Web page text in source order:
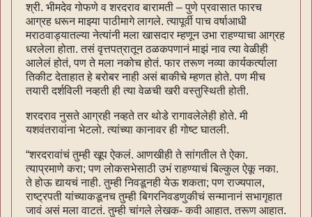
श्री. भीमदेव गोफणे व शरदराव बारामती – पुणे प्रवासात फारच
आग्रह धरून माझ्या पाठीमागे लागले. त्यापूर्वी पाच वर्षाआधी
मराठवाड्यातल्या नेत्यांनी मला खासदार म्हणून उभा राहण्याचा आग्रह
धरलेला होता. तसं वृत्तपत्रातून ठळकपणानं माझं नाव त्या वेळीही
आलेलं होतं, पण ते मला नकोच होतं. फार तरूण नव्या कार्यकर्त्याला
तिकीट देताहात हे बरोबर नाही असं बाकीचे म्हणत होते. पण मीच
तयारी दर्शविली नव्हती ही त्या वेळची खरी वस्तुस्थिती होती.
शरदराव नुसते आग्रही नव्हते तर थोडे रागावलेलेही होते. मी
यशवंतरावांना भेटलो. त्यांच्या कानावर ही गोष्ट घातली.
“शरदरावांचं तुम्ही खूप ऐकलं. आणखीही ते सांगतील ते ऐका.
त्याप्रमाणे करा; पण लोकसभेसाठी उभं राहण्याचं बिल्कुल ऐकू नका.
ते होऊ द्यायचं नाही. तुम्ही निवडूनही येऊ शकता; पण राज्यपाल,
राष्ट्रपती यांच्याकडूनच तुम्ही बिगरनिवडणुकीचं सन्मानानं सभागृहात
जावं असं मला वाटतं. तुम्ही चांगले लेखक- कवी आहात. तरूण आहात.